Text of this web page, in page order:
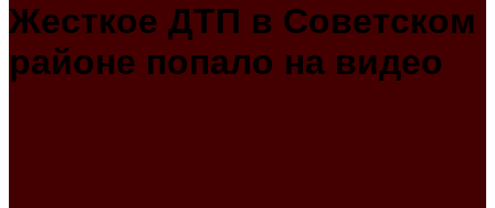
Жесткое ДТП в Советском
районе попало на видео